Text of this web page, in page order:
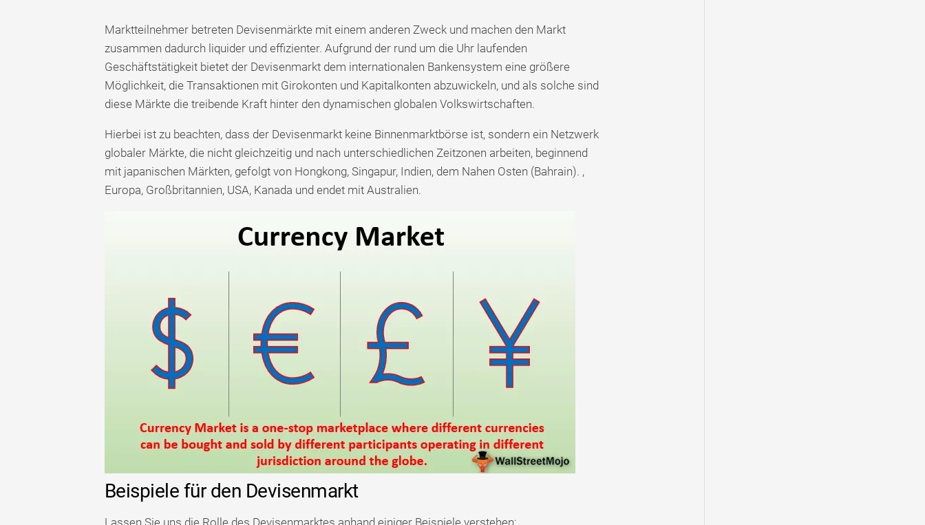
Marktteilnehmer betreten Devisenmärkte mit einem anderen Zweck und machen den Markt
zusammen dadurch liquider und effizienter. Aufgrund der rund um die Uhr laufenden
Geschäftstätigkeit bietet der Devisenmarkt dem internationalen Bankensystem eine größere
Möglichkeit, die Transaktionen mit Girokonten und Kapitalkonten abzuwickeln, und als solche sind
diese Märkte die treibende Kraft hinter den dynamischen globalen Volkswirtschaften.
Hierbei ist zu beachten, dass der Devisenmarkt keine Binnenmarktbörse ist, sondern ein Netzwerk
globaler Märkte, die nicht gleichzeitig und nach unterschiedlichen Zeitzonen arbeiten, beginnend
mit japanischen Märkten, gefolgt von Hongkong, Singapur, Indien, dem Nahen Osten (Bahrain). ,
Europa, Großbritannien, USA, Kanada und endet mit Australien.
Beispiele für den Devisenmarkt